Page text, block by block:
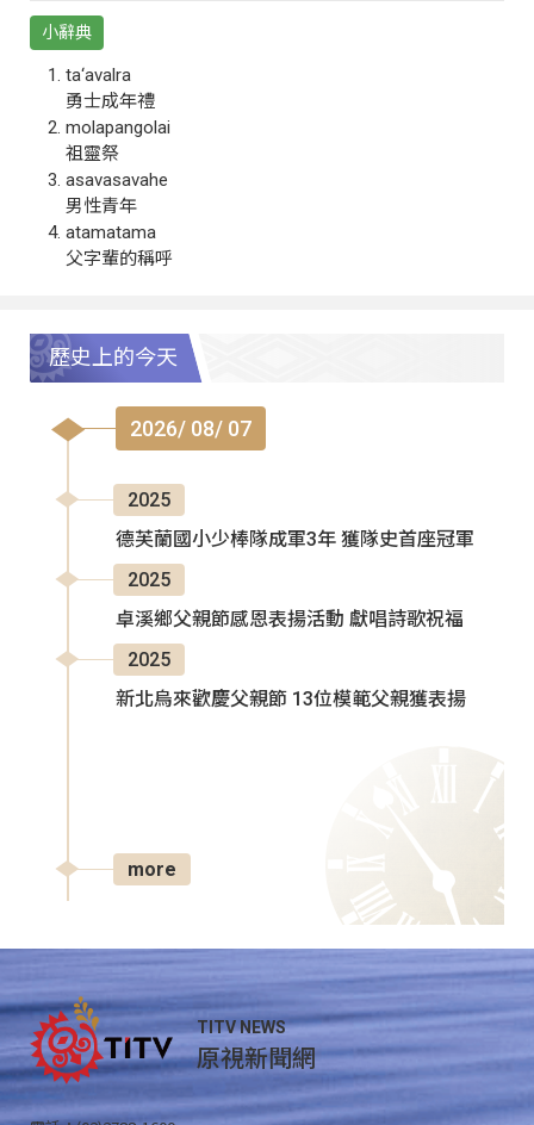
小辭典
ta‘avalra
勇士成年禮
molapangolai
祖靈祭
asavasavahe
男性青年
atamatama
父字輩的稱呼
歷史上的今天
2026/ 08/ 07
2025
德芙蘭國小少棒隊成軍3年 獲隊史首座冠軍
2025
卓溪鄉父親節感恩表揚活動 獻唱詩歌祝福
2025
新北烏來歡慶父親節 13位模範父親獲表揚
more
TITV NEWS
原視新聞網